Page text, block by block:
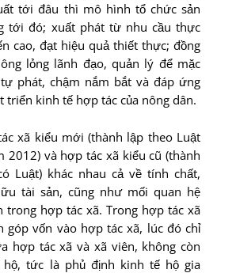
tới đâu thì mô hình tổ chức sản
tới đó; xuất phát từ nhu cầu thực
cao, đạt hiệu quả thiết thực; đồng
lỏng lãnh đạo, quản lý để mặc
phát, chậm nắm bắt và đáp ứng
triển kinh tế hợp tác của nông dân.
xã kiểu mới (thành lập theo Luật
2012) và hợp tác xã kiểu cũ (thành
Luật) khác nhau cả về tính chất,
tài sản, cũng như mối quan hệ
trong hợp tác xã. Trong hợp tác xã
góp vốn vào hợp tác xã, lúc đó chỉ
hợp tác xã và xã viên, không còn
tức là phủ định kinh tế hộ gia